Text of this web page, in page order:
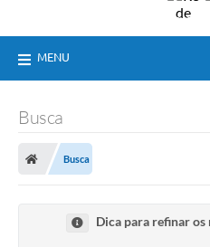
MENU
Busca
Busca
Dica para refinar